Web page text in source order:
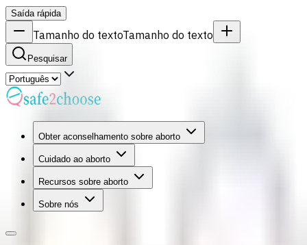
Saída rápida
Tamanho do textoTamanho do texto
Pesquisar
Obter aconselhamento sobre aborto
Cuidado ao aborto
Recursos sobre aborto
Sobre nós